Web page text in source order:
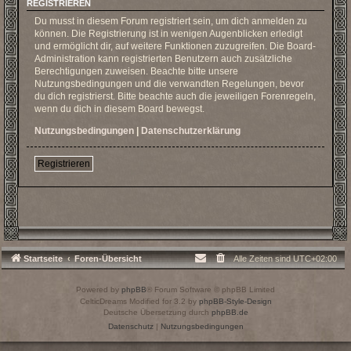
REGISTRIEREN
Du musst in diesem Forum registriert sein, um dich anmelden zu
können. Die Registrierung ist in wenigen Augenblicken erledigt
und ermöglicht dir, auf weitere Funktionen zuzugreifen. Die Board-
Administration kann registrierten Benutzern auch zusätzliche
Berechtigungen zuweisen. Beachte bitte unsere
Nutzungsbedingungen und die verwandten Regelungen, bevor
du dich registrierst. Bitte beachte auch die jeweiligen Forenregeln,
wenn du dich in diesem Board bewegst.
Nutzungsbedingungen | Datenschutzerklärung
Registrieren
Startseite Foren-Übersicht Alle Zeiten sindUTC+02:00
Powered by phpBB® Forum Software © phpBB Limited
CelticDreams Modified for 3.2 by phpBB-Style-Design
Deutsche Übersetzung durch phpBB.de
Datenschutz| Nutzungsbedingungen